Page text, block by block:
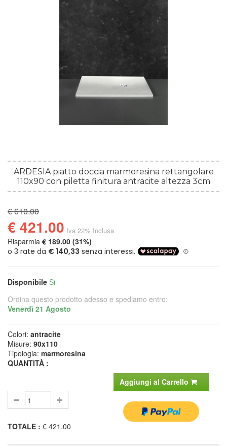
ARDESIA piatto doccia marmoresina rettangolare
110x90 con piletta finitura antracite altezza 3cm
€ 610.00
€ 421.00 Iva 22% Inclusa
Risparmia € 189.00 (31%)
Disponibile Si
Ordina questo prodotto adesso e spediamo entro:
Venerdì 21 Agosto
Colori: antracite
Misure: 90x110
Tipologia: marmoresina
QUANTITÀ :
Aggiungi al Carrello
TOTALE : € 421.00